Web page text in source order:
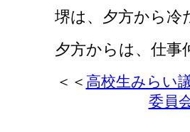
堺は、夕方から冷
夕方からは、仕事
＜＜ 高校生みらい
委員